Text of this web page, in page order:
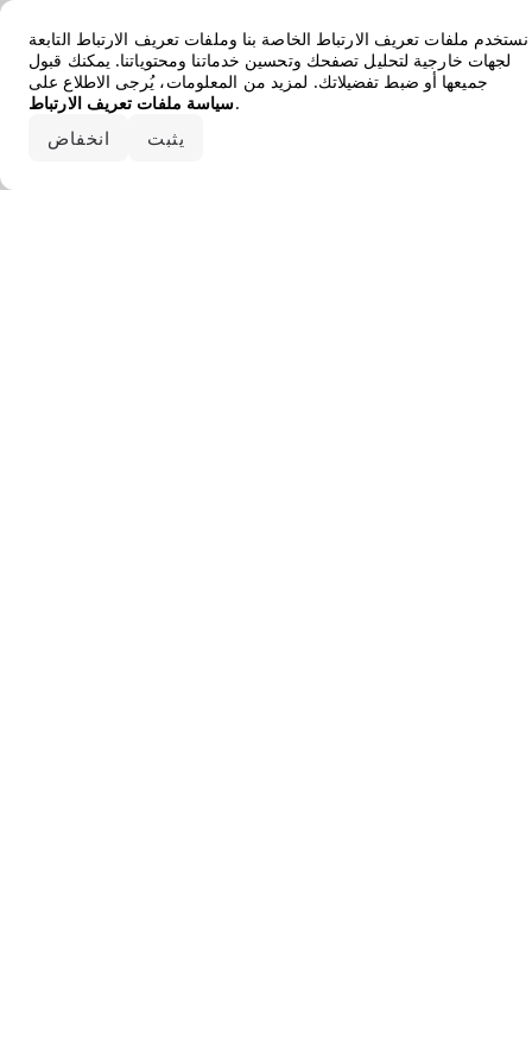
نستخدم ملفات تعريف الارتباط الخاصة بنا وملفات تعريف الارتباط التابعة
لجهات خارجية لتحليل تصفحك وتحسين خدماتنا ومحتوياتنا. يمكنك قبول
جميعها أو ضبط تفضيلاتك. لمزيد من المعلومات، يُرجى الاطلاع على
سياسة ملفات تعريف الارتباط.
انخفاض يثبت
Error loading the brand